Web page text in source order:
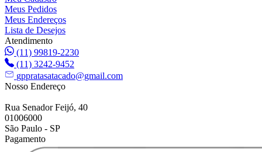
Meus Pedidos
Meus Endereços
Lista de Desejos
Atendimento
(11) 99819-2230
(11) 3242-9452
gppratasatacado@gmail.com
Nosso Endereço
Rua Senador Feijó, 40
01006000
São Paulo - SP
Pagamento